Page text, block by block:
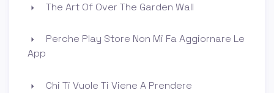
The Art Of Over The Garden Wall
Perche Play Store Non Mi Fa Aggiornare Le
App
Chi Ti Vuole Ti Viene A Prendere